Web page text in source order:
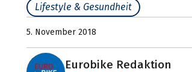
Lifestyle & Gesundheit
5. November 2018
Eurobike Redaktion